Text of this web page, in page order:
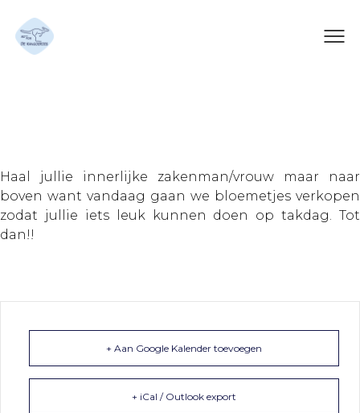
Haal jullie innerlijke zakenman/vrouw maar naar
boven want vandaag gaan we bloemetjes verkopen
zodat jullie iets leuk kunnen doen op takdag. Tot
dan!!
+ Aan Google Kalender toevoegen
+ iCal / Outlook export